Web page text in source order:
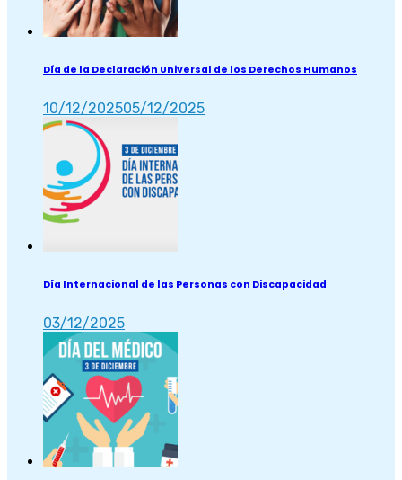
Día de la Declaración Universal de los Derechos Humanos
10/12/202505/12/2025
Día Internacional de las Personas con Discapacidad
03/12/2025